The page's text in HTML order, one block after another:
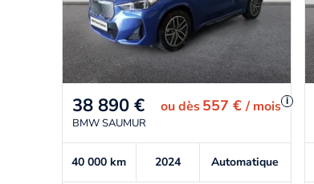
38 890 € oudès 557 €/ mois i
BMW SAUMUR
40 000km 2024 Automatique